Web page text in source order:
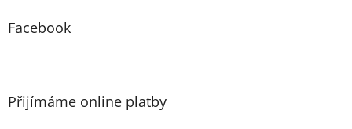
Facebook
Přijímáme online platby